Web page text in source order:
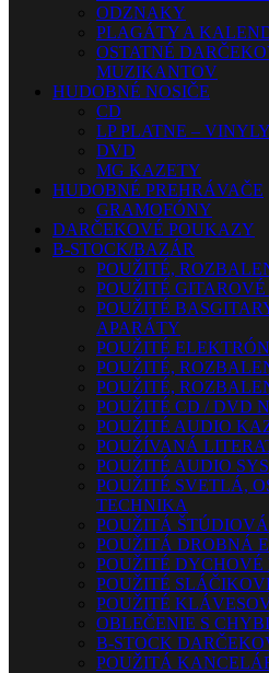
ODZNAKY
PLAGÁTY A
OSTATNÉ
MUZIKANTOV
HUDOBNÉ NOSIČE
CD
LP PLATNE – VINYLY
DVD
MG KAZETY
HUDOBNÉ PREHRÁVAČE
GRAMOFÓNY
DARČEKOVÉ POUKAZY
B-STOCK/BAZÁR
POUŽITÉ,
POUŽITÉ
POUŽITÉ
APARÁTY
POUŽITÉ
POUŽITÉ,
POUŽITÉ,
POUŽITÉ CD / DVD
POUŽITÉ AUDIO
POUŽÍVANÁ
POUŽITÉ AUDIO
POUŽITÉ SVETLÁ,
TECHNIKA
POUŽITÁ
POUŽITÁ DROBNÁ
POUŽITÉ DYCHOVÉ
POUŽITÉ
POUŽITÉ
OBLEČENIE S
B-STOCK
POUŽITÁ